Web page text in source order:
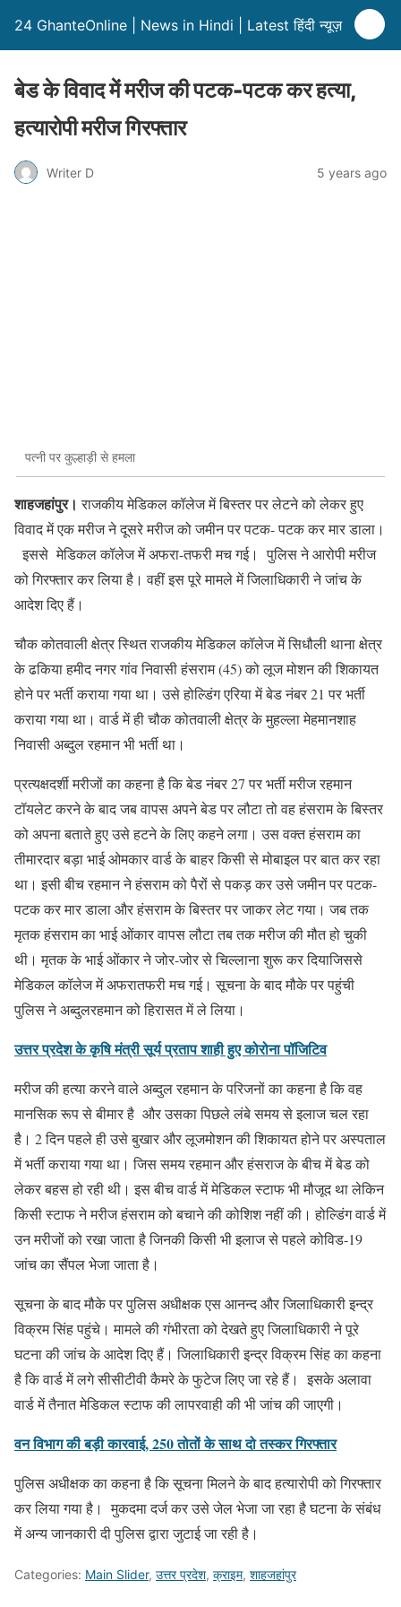
24 GhanteOnline | News in Hindi | Latest हिंदी न्यूज़
बेड के विवाद में मरीज की पटक-पटक कर हत्या,
हत्यारोपी मरीज गिरफ्तार
Writer D 5 years ago
पत्नी पर कुल्हाड़ी से हमला
शाहजहांपुर। राजकीय मेडिकल कॉलेज में बिस्तर पर लेटने को लेकर हुए
विवाद में एक मरीज ने दूसरे मरीज को जमीन पर पटक- पटक कर मार डाला।
इससे मेडिकल कॉलेज में अफरा-तफरी मच गई। पुलिस ने आरोपी मरीज
को गिरफ्तार कर लिया है। वहीं इस पूरे मामले में जिलाधिकारी ने जांच के
आदेश दिए हैं।
चौक कोतवाली क्षेत्र स्थित राजकीय मेडिकल कॉलेज में सिधौली थाना क्षेत्र
के ढकिया हमीद नगर गांव निवासी हंसराम (45) को लूज मोशन की शिकायत
होने पर भर्ती कराया गया था। उसे होल्डिंग एरिया में बेड नंबर 21 पर भर्ती
कराया गया था। वार्ड में ही चौक कोतवाली क्षेत्र के मुहल्ला मेहमानशाह
निवासी अब्दुल रहमान भी भर्ती था।
प्रत्यक्षदर्शी मरीजों का कहना है कि बेड नंबर 27 पर भर्ती मरीज रहमान
टॉयलेट करने के बाद जब वापस अपने बेड पर लौटा तो वह हंसराम के बिस्तर
को अपना बताते हुए उसे हटने के लिए कहने लगा। उस वक्त हंसराम का
तीमारदार बड़ा भाई ओमकार वार्ड के बाहर किसी से मोबाइल पर बात कर रहा
था। इसी बीच रहमान ने हंसराम को पैरों से पकड़ कर उसे जमीन पर पटक-
पटक कर मार डाला और हंसराम के बिस्तर पर जाकर लेट गया। जब तक
मृतक हंसराम का भाई ओंकार वापस लौटा तब तक मरीज की मौत हो चुकी
थी। मृतक के भाई ओंकार ने जोर-जोर से चिल्लाना शुरू कर दियाजिससे
मेडिकल कॉलेज में अफरातफरी मच गई। सूचना के बाद मौके पर पहुंची
पुलिस ने अब्दुलरहमान को हिरासत में ले लिया।
उत्तर प्रदेश के कृषि मंत्री सूर्य प्रताप शाही हुए कोरोना पॉजिटिव
मरीज की हत्या करने वाले अब्दुल रहमान के परिजनों का कहना है कि वह
मानसिक रूप से बीमार है और उसका पिछले लंबे समय से इलाज चल रहा
है। 2 दिन पहले ही उसे बुखार और लूजमोशन की शिकायत होने पर अस्पताल
में भर्ती कराया गया था। जिस समय रहमान और हंसराज के बीच में बेड को
लेकर बहस हो रही थी। इस बीच वार्ड में मेडिकल स्टाफ भी मौजूद था लेकिन
किसी स्टाफ ने मरीज हंसराम को बचाने की कोशिश नहीं की। होल्डिंग वार्ड में
उन मरीजों को रखा जाता है जिनकी किसी भी इलाज से पहले कोविड-19
जांच का सैंपल भेजा जाता है।
सूचना के बाद मौके पर पुलिस अधीक्षक एस आनन्द और जिलाधिकारी इन्द्र
विक्रम सिंह पहुंचे। मामले की गंभीरता को देखते हुए जिलाधिकारी ने पूरे
घटना की जांच के आदेश दिए हैं। जिलाधिकारी इन्द्र विक्रम सिंह का कहना
है कि वार्ड में लगे सीसीटीवी कैमरे के फुटेज लिए जा रहे हैं। इसके अलावा
वार्ड में तैनात मेडिकल स्टाफ की लापरवाही की भी जांच की जाएगी।
वन विभाग की बड़ी कारवाई, 250 तोतों के साथ दो तस्कर गिरफ्तार
पुलिस अधीक्षक का कहना है कि सूचना मिलने के बाद हत्यारोपी को गिरफ्तार
कर लिया गया है। मुकदमा दर्ज कर उसे जेल भेजा जा रहा है घटना के संबंध
में अन्य जानकारी दी पुलिस द्वारा जुटाई जा रही है।
Categories: Main Slider, उत्तर प्रदेश, क्राइम, शाहजहांपुर